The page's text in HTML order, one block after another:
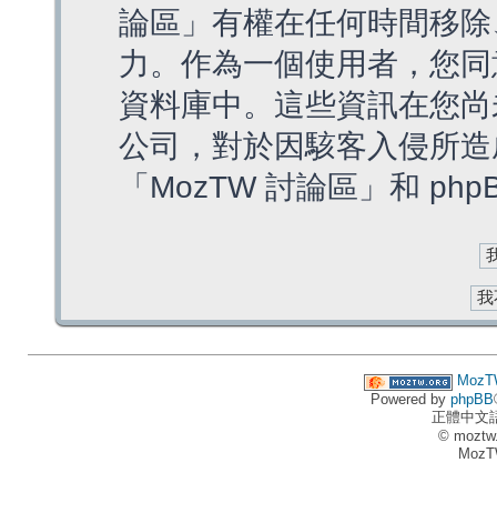
論區」有權在任何時間移
力。作為一個使用者，您
資料庫中。這些資訊在您
公司，對於因駭客入侵所
「MozTW 討論區」和
Powered by phpBB
正體中文
©